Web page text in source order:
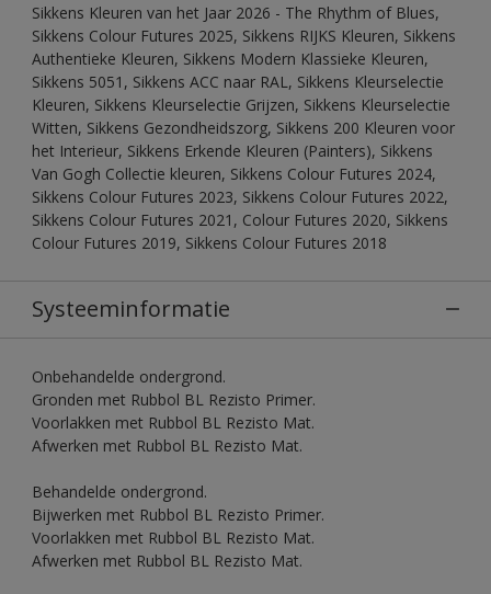
Sikkens Kleuren van het Jaar 2026 - The Rhythm of Blues,
Sikkens Colour Futures 2025, Sikkens RIJKS Kleuren, Sikkens
Authentieke Kleuren, Sikkens Modern Klassieke Kleuren,
Sikkens 5051, Sikkens ACC naar RAL, Sikkens Kleurselectie
Kleuren, Sikkens Kleurselectie Grijzen, Sikkens Kleurselectie
Witten, Sikkens Gezondheidszorg, Sikkens 200 Kleuren voor
het Interieur, Sikkens Erkende Kleuren (Painters), Sikkens
Van Gogh Collectie kleuren, Sikkens Colour Futures 2024,
Sikkens Colour Futures 2023, Sikkens Colour Futures 2022,
Sikkens Colour Futures 2021, Colour Futures 2020, Sikkens
Colour Futures 2019, Sikkens Colour Futures 2018
Systeeminformatie
Onbehandelde ondergrond.
Gronden met Rubbol BL Rezisto Primer.
Voorlakken met Rubbol BL Rezisto Mat.
Afwerken met Rubbol BL Rezisto Mat.
Behandelde ondergrond.
Bijwerken met Rubbol BL Rezisto Primer.
Voorlakken met Rubbol BL Rezisto Mat.
Afwerken met Rubbol BL Rezisto Mat.